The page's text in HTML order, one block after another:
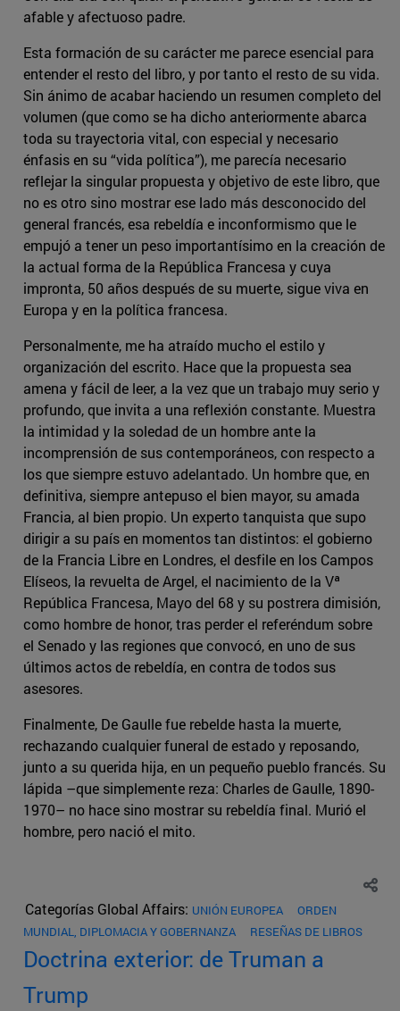
afable y afectuoso padre.
Esta formación de su carácter me parece esencial para
entender el resto del libro, y por tanto el resto de su vida.
Sin ánimo de acabar haciendo un resumen completo del
volumen (que como se ha dicho anteriormente abarca
toda su trayectoria vital, con especial y necesario
énfasis en su “vida política”), me parecía necesario
reflejar la singular propuesta y objetivo de este libro, que
no es otro sino mostrar ese lado más desconocido del
general francés, esa rebeldía e inconformismo que le
empujó a tener un peso importantísimo en la creación de
la actual forma de la República Francesa y cuya
impronta, 50 años después de su muerte, sigue viva en
Europa y en la política francesa.
Personalmente, me ha atraído mucho el estilo y
organización del escrito. Hace que la propuesta sea
amena y fácil de leer, a la vez que un trabajo muy serio y
profundo, que invita a una reflexión constante. Muestra
la intimidad y la soledad de un hombre ante la
incomprensión de sus contemporáneos, con respecto a
los que siempre estuvo adelantado. Un hombre que, en
definitiva, siempre antepuso el bien mayor, su amada
Francia, al bien propio. Un experto tanquista que supo
dirigir a su país en momentos tan distintos: el gobierno
de la Francia Libre en Londres, el desfile en los Campos
Elíseos, la revuelta de Argel, el nacimiento de la Vª
República Francesa, Mayo del 68 y su postrera dimisión,
como hombre de honor, tras perder el referéndum sobre
el Senado y las regiones que convocó, en uno de sus
últimos actos de rebeldía, en contra de todos sus
asesores.
Finalmente, De Gaulle fue rebelde hasta la muerte,
rechazando cualquier funeral de estado y reposando,
junto a su querida hija, en un pequeño pueblo francés. Su
lápida –que simplemente reza: Charles de Gaulle, 1890-
1970– no hace sino mostrar su rebeldía final. Murió el
hombre, pero nació el mito.
Categorías Global Affairs: UNIÓN EUROPEA
ORDEN
MUNDIAL, DIPLOMACIA Y GOBERNANZA
RESEÑAS DE LIBROS
Doctrina exterior: de Truman a
Trump